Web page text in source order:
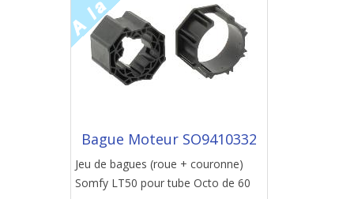
Bague Moteur SO9410332
Jeu de bagues (roue + couronne)
Somfy LT50 pour tube Octo de 60